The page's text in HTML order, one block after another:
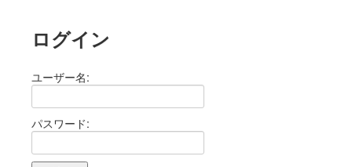
ログイン
ユーザー名:
パスワード: